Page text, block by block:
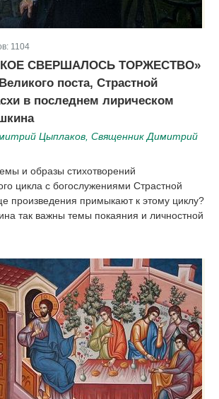
1104
СВЕРШАЛОСЬ ТОРЖЕСТВО»
поста, Страстной
в последнем лирическом
Цыплаков, Священник Димитрий
и образы стихотворений
цикла с богослужениями Страстной
произведения примыкают к этому циклу?
так важны темы покаяния и личностной